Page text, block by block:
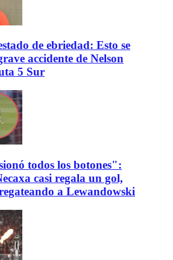
de ebriedad: Esto se
accidente de Nelson
5 Sur
todos los botones":
casi regala un gol,
a Lewandowski